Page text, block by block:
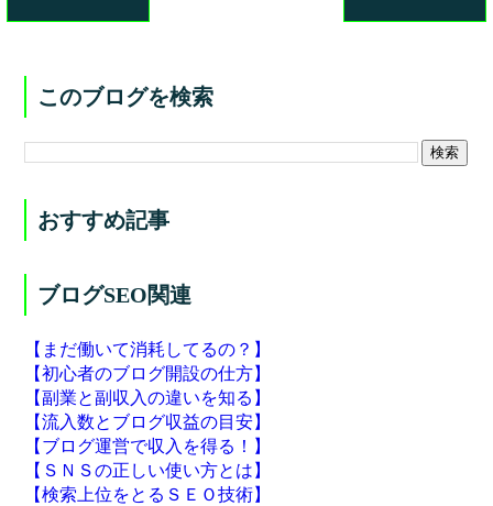
このブログを検索
おすすめ記事
ブログSEO関連
【まだ働いて消耗してるの？】
【初心者のブログ開設の仕方】
【副業と副収入の違いを知る】
【流入数とブログ収益の目安】
【ブログ運営で収入を得る！】
【ＳＮＳの正しい使い方とは】
【検索上位をとるＳＥＯ技術】